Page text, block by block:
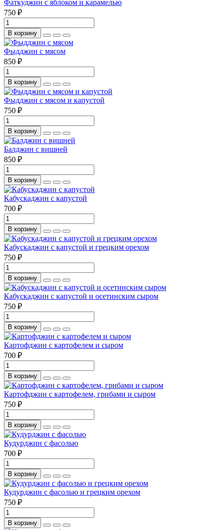
Фаткуджин с яблоком и карамелью
750 ₽
В корзину
Фыдджин с мясом
850 ₽
В корзину
Фыдджин с мясом и капустой
750 ₽
В корзину
Балджин с вишней
850 ₽
В корзину
Кабускаджин с капустой
700 ₽
В корзину
Кабускаджин с капустой и грецким орехом
750 ₽
В корзину
Кабускаджин с капустой и осетинским сыром
750 ₽
В корзину
Картофджин с картофелем и сыром
700 ₽
В корзину
Картофджин с картофелем, грибами и сыром
750 ₽
В корзину
Кудурджин с фасолью
700 ₽
В корзину
Кудурджин с фасолью и грецким орехом
750 ₽
В корзину